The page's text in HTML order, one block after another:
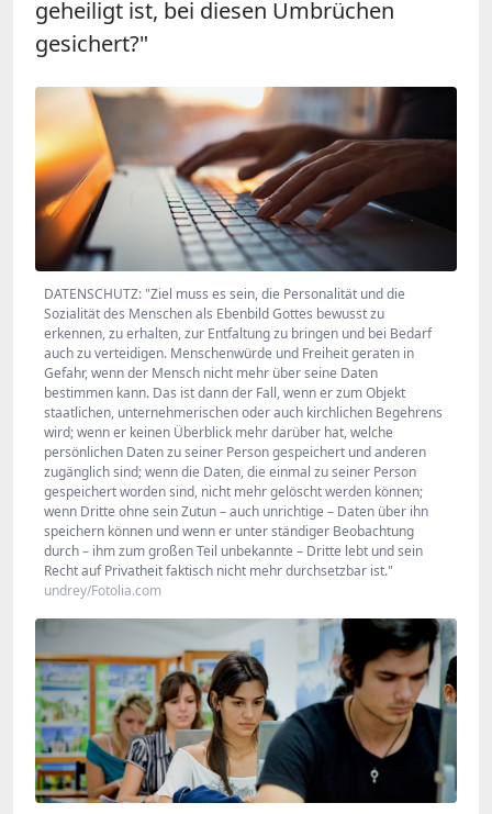
geheiligt ist, bei diesen Umbrüchen
gesichert?"
DATENSCHUTZ: "Ziel muss es sein, die Personalität und die
Sozialität des Menschen als Ebenbild Gottes bewusst zu
erkennen, zu erhalten, zur Entfaltung zu bringen und bei Bedarf
auch zu verteidigen. Menschenwürde und Freiheit geraten in
Gefahr, wenn der Mensch nicht mehr über seine Daten
bestimmen kann. Das ist dann der Fall, wenn er zum Objekt
staatlichen, unternehmerischen oder auch kirchlichen Begehrens
wird; wenn er keinen Überblick mehr darüber hat, welche
persönlichen Daten zu seiner Person gespeichert und anderen
zugänglich sind; wenn die Daten, die einmal zu seiner Person
gespeichert worden sind, nicht mehr gelöscht werden können;
wenn Dritte ohne sein Zutun – auch unrichtige – Daten über ihn
speichern können und wenn er unter ständiger Beobachtung
durch – ihm zum großen Teil unbekannte – Dritte lebt und sein
Recht auf Privatheit faktisch nicht mehr durchsetzbar ist."
undrey/Fotolia.com